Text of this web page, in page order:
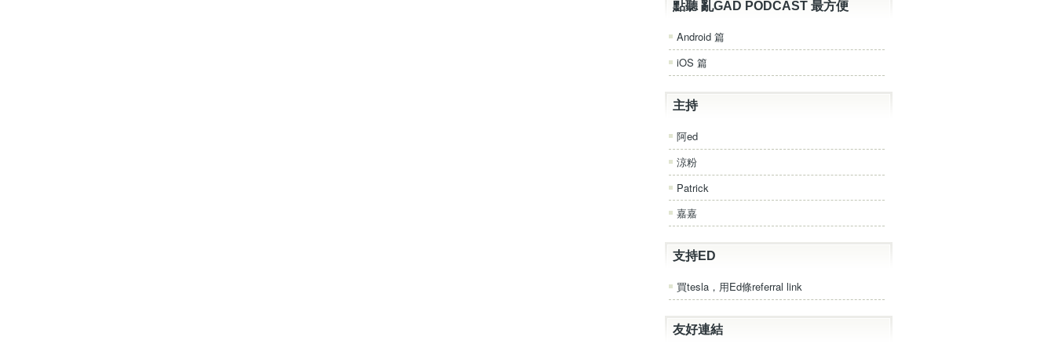
點聽 亂GAD PODCAST 最方便
Android 篇
iOS 篇
主持
阿ed
涼粉
Patrick
嘉嘉
支持ED
買tesla，用Ed條referral link
友好連結